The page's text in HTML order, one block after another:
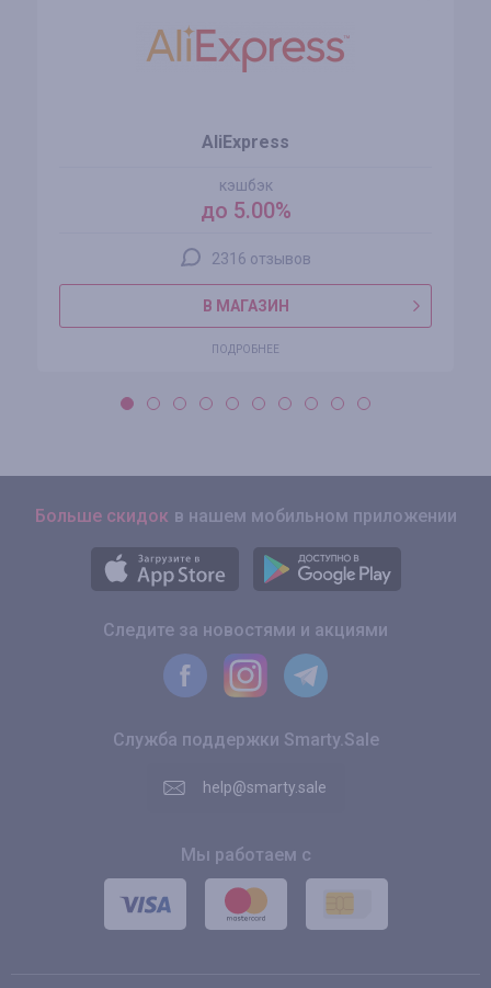
AliExpress
кэшбэк
до 5.00%
2316 отзывов
В МАГАЗИН
ПОДРОБНЕЕ
Больше скидок в нашем мобильном приложении
Следите за новостями и акциями
Служба поддержки Smarty.Sale
help@smarty.sale
Мы работаем с